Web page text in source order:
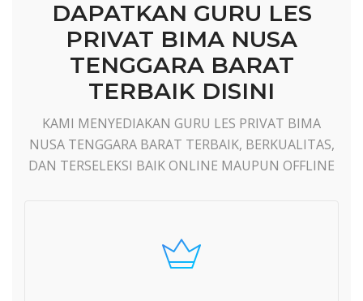
Bimbel
Blog
DAPATKAN GURU LES
PRIVAT BIMA NUSA
TENGGARA BARAT
TERBAIK DISINI
KAMI MENYEDIAKAN GURU LES PRIVAT BIMA
NUSA TENGGARA BARAT TERBAIK, BERKUALITAS,
DAN TERSELEKSI BAIK ONLINE MAUPUN OFFLINE